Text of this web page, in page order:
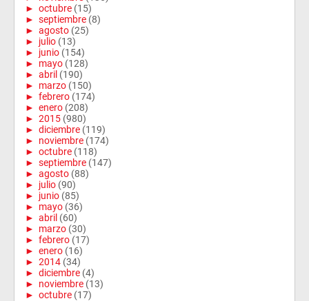
► octubre (15)
► septiembre (8)
► agosto (25)
► julio (13)
► junio (154)
► mayo (128)
► abril (190)
► marzo (150)
► febrero (174)
► enero (208)
► 2015 (980)
► diciembre (119)
► noviembre (174)
► octubre (118)
► septiembre (147)
► agosto (88)
► julio (90)
► junio (85)
► mayo (36)
► abril (60)
► marzo (30)
► febrero (17)
► enero (16)
► 2014 (34)
► diciembre (4)
► noviembre (13)
► octubre (17)